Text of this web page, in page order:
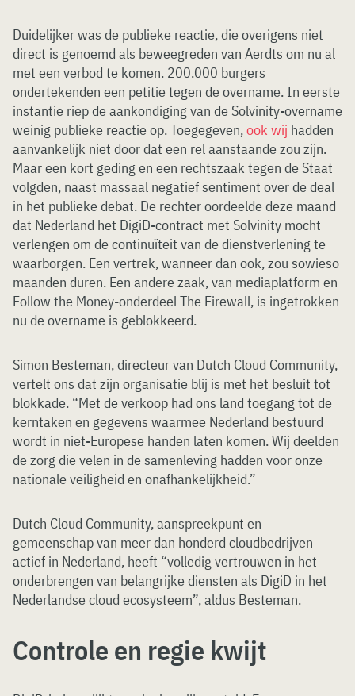
Duidelijker was de publieke reactie, die overigens niet
direct is genoemd als beweegreden van Aerdts om nu al
met een verbod te komen. 200.000 burgers
ondertekenden een petitie tegen de overname. In eerste
instantie riep de aankondiging van de Solvinity-overname
weinig publieke reactie op. Toegegeven,ook wij hadden
aanvankelijk niet door dat een rel aanstaande zou zijn.
Maar een kort geding en een rechtszaak tegen de Staat
volgden, naast massaal negatief sentiment over de deal
in het publieke debat. De rechter oordeelde deze maand
dat Nederland het DigiD-contract met Solvinity mocht
verlengen om de continuïteit van de dienstverlening te
waarborgen. Een vertrek, wanneer dan ook, zou sowieso
maanden duren. Een andere zaak, van mediaplatform en
Follow the Money-onderdeel The Firewall, is ingetrokken
nu de overname is geblokkeerd.
Simon Besteman, directeur van Dutch Cloud Community,
vertelt ons dat zijn organisatie blij is met het besluit tot
blokkade. “Met de verkoop had ons land toegang tot de
kerntaken en gegevens waarmee Nederland bestuurd
wordt in niet-Europese handen laten komen. Wij deelden
de zorg die velen in de samenleving hadden voor onze
nationale veiligheid en onafhankelijkheid.”
Dutch Cloud Community, aanspreekpunt en
gemeenschap van meer dan honderd cloudbedrijven
actief in Nederland, heeft “volledig vertrouwen in het
onderbrengen van belangrijke diensten als DigiD in het
Nederlandse cloud ecosysteem”, aldus Besteman.
Controle en regie kwijt